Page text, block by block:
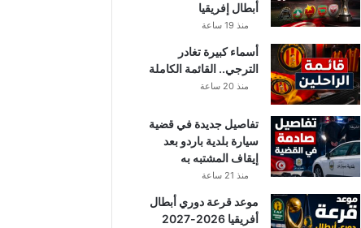
أبطال إفريقيا
منذ 19 ساعة
أسماء كبيرة تغادر
الترجي.. القائمة الكاملة
منذ 20 ساعة
تفاصيل جديدة في قضية
سيارة بلدية باردو بعد
إيقاف المشتبه به
منذ 21 ساعة
موعد قرعة دوري أبطال
أفريقيا 2026-2027